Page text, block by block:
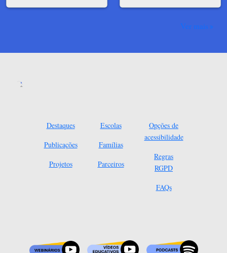
Ver mais
Destaques
Publicações
Projetos
Escolas
Famílias
Parceiros
Opções de
acessibilidade
Regras
RGPD
FAQs